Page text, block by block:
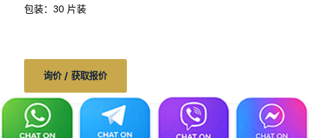
包装：30 片装
询价 / 获取报价